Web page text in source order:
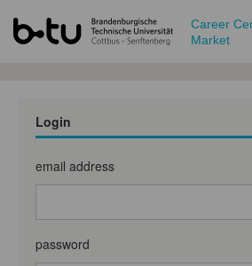
Career
Market
Login
email address
password